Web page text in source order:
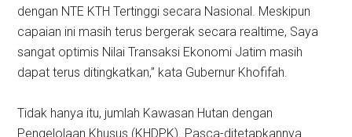
dengan NTE KTH Tertinggi secara Nasional. Meskipun
capaian ini masih terus bergerak secara realtime, Saya
sangat optimis Nilai Transaksi Ekonomi Jatim masih
dapat terus ditingkatkan,” kata Gubernur Khofifah.
Tidak hanya itu, jumlah Kawasan Hutan dengan
Pengelolaan Khusus (KHDPK). Pasca-ditetapkannya